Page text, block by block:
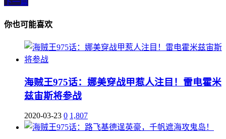
你也可能喜欢
海贼王975话：娜美穿战甲惹人注目！雷电霍米
兹宙斯将参战
2020-03-23 0 1,807